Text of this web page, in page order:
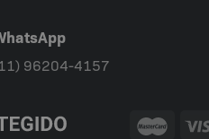
96204-4157